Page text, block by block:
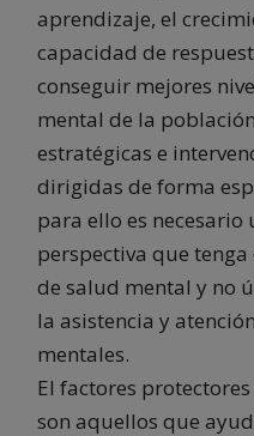
aprendizaje, el
capacidad de
conseguir mejores
mental de la
estratégicas e
dirigidas de forma
para ello es necesario
perspectiva que
de salud mental y no
la asistencia y
mentales.
El factores
son aquellos que